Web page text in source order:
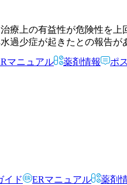
療上の有益性が危険性を
過少症が起きたとの報告
マニュアル 薬剤情報 ポ
イド ERマニュアル 薬剤